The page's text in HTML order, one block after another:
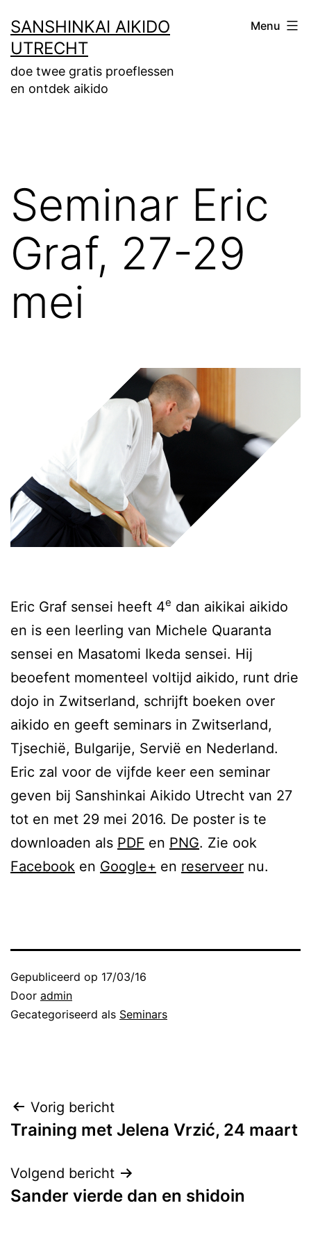
naar
de
inhoud
SANSHINKAI AIKIDO
UTRECHT
doe twee gratis proeflessen
en ontdek aikido
Menu
Seminar Eric
Graf, 27-29
mei
Eric Graf sensei heeft 4e dan aikikai aikido
en is een leerling van Michele Quaranta
sensei en Masatomi Ikeda sensei. Hij
beoefent momenteel voltijd aikido, runt drie
dojo in Zwitserland, schrijft boeken over
aikido en geeft seminars in Zwitserland,
Tjsechië, Bulgarije, Servië en Nederland.
Eric zal voor de vijfde keer een seminar
geven bij Sanshinkai Aikido Utrecht van 27
tot en met 29 mei 2016. De poster is te
downloaden als PDF en PNG. Zie ook
Facebook en Google+ en reserveer nu.
Gepubliceerd op 17/03/16
Door admin
Gecategoriseerd als Seminars
Bericht
navigatie
Vorig bericht
Training met Jelena Vrzić, 24 maart
Volgend bericht
Sander vierde dan en shidoin